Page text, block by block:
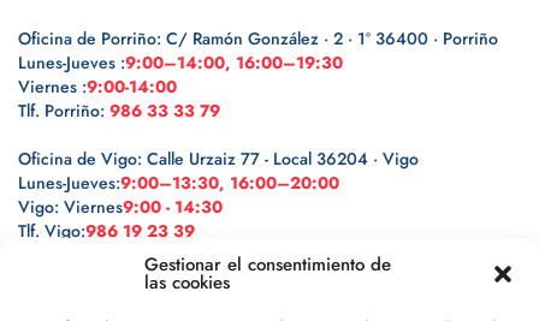
Gestionar el consentimiento de
las cookies
Oficina de Porriño: C/ Ramón González · 2 · 1º 36400 · Porriño
Lunes-Jueves :9:00–14:00, 16:00–19:30
Viernes :9:00-14:00
Tlf. Porriño: 986 33 33 79
Oficina de Vigo: Calle Urzaiz 77 - Local 36204 · Vigo
Lunes-Jueves:9:00–13:30, 16:00–20:00
Vigo: Viernes9:00 - 14:30
Tlf. Vigo:986 19 23 39